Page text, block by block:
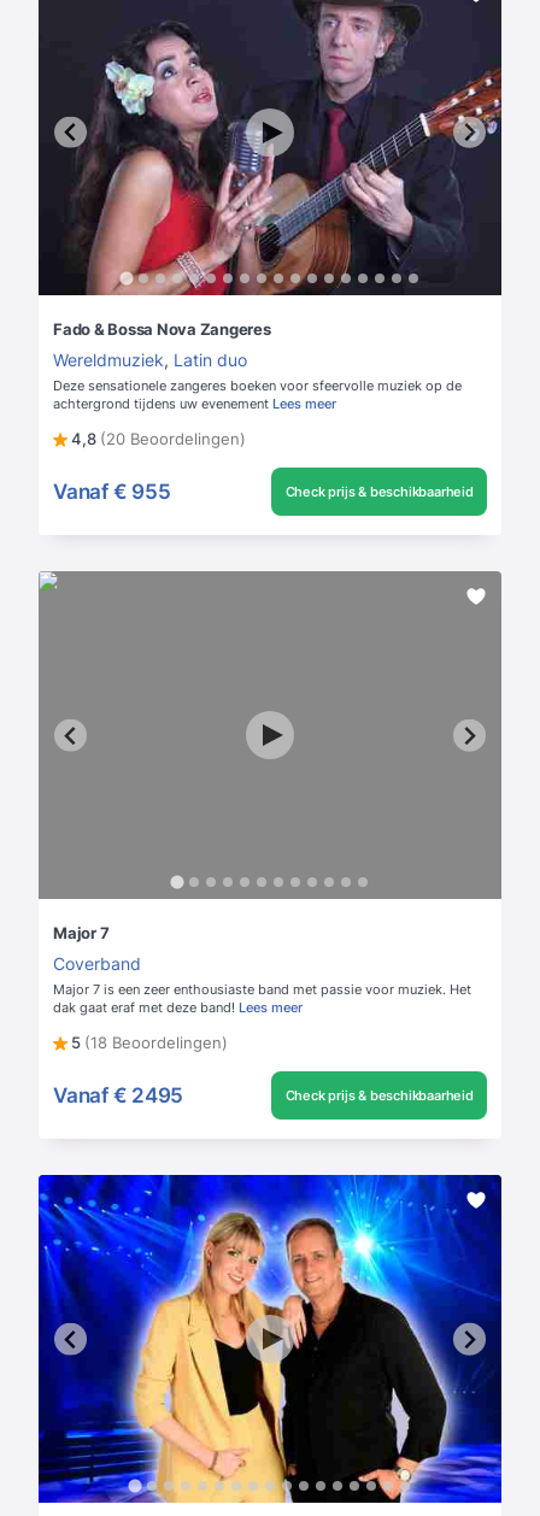
Fado & Bossa Nova Zangeres
Wereldmuziek, Latin duo
Deze sensationele zangeres boeken voor sfeervolle muziek op de
achtergrond tijdens uw evenement Lees meer
4,8 (20 Beoordelingen)
Vanaf € 955 Check prijs & beschikbaarheid
Major 7
Coverband
Major 7 is een zeer enthousiaste band met passie voor muziek. Het
dak gaat eraf met deze band! Lees meer
5 (18 Beoordelingen)
Vanaf € 2495 Check prijs & beschikbaarheid